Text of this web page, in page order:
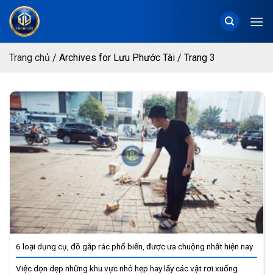
Chuyển
đến
dungTrang chủ / Archives for Lưu Phước Tài / Trang 3
6 loại dụng cụ, đồ gắp rác phổ biến, được ưa chuộng nhất hiện nay
Việc dọn dẹp những khu vực nhỏ hẹp hay lấy các vật rơi xuống